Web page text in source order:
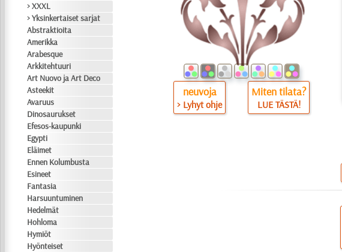
> XXXL
> Yksinkertaiset sarjat
Abstraktioita
Amerikka
Arabesque
Arkkitehtuuri
Art Nuovo ja Art Deco
Asteekit
Avaruus
Dinosaurukset
Efesos-kaupunki
Egypti
Eläimet
Ennen Kolumbusta
Esineet
Fantasia
Harsuuntuminen
Hedelmät
Hohloma
Hymiöt
Hyönteiset
neuvoja
> Lyhyt ohje
Miten tilata?
LUE TÄSTÄ!